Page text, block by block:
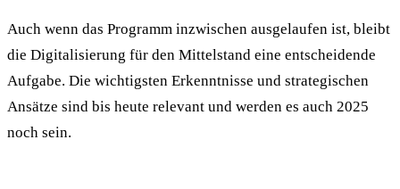
Auch wenn das Programm inzwischen ausgelaufen ist, bleibt
die Digitalisierung für den Mittelstand eine entscheidende
Aufgabe. Die wichtigsten Erkenntnisse und strategischen
Ansätze sind bis heute relevant und werden es auch 2025
noch sein.